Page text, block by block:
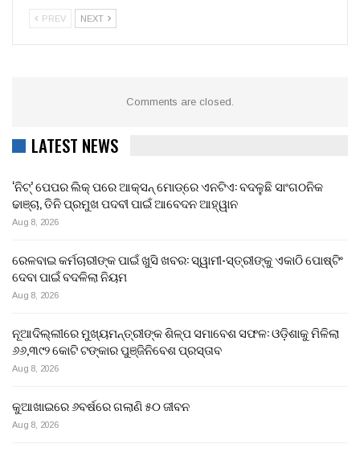
PREV NEXT
Comments are closed.
LATEST NEWS
‘ନିଟ୍’ ପେପର ଲିକ୍ ପରେ ଆକ୍ସନ୍‌ ମୋଡ୍‌ରେ ଏନଟିଏ: ବଦଳୁଛି ସାଂଗଠନିକ
ଢାଞ୍ଚା, ତିନି ପ୍ରମୁଖ ପଦବୀ ପାଇଁ ଆବେଦନ ଆହ୍ୱାନ
Aug 8, 2026
ରେଳବାଇ କର୍ମଚାରୀଙ୍କ ପାଇଁ ଖୁସି ଖବର: ସ୍ୱାମୀ-ସ୍ତ୍ରୀଙ୍କୁ ଏକାଠି ପୋଷ୍ଟିଂ
ଦେବା ପାଇଁ ବଦଳିଲା ନିୟମ
Aug 8, 2026
ନୂଆଦିଲ୍ଲୀରେ ମୁଖ୍ୟମନ୍ତ୍ରୀଙ୍କ ଶିଳ୍ପ ସମାବେଶ ସଫଳ: ଓଡ଼ିଶାକୁ ମିଳିଲା
୬୬,୩୯୨ କୋଟି ଟଙ୍କାର ପୁଞ୍ଜିନିବେଶ ପ୍ରସ୍ତାବ
Aug 8, 2026
କୁଆଖାଇରେ ୬ବର୍ଷରେ ଗଲାଣି ୫୦ ଜୀବନ
Aug 8, 2026